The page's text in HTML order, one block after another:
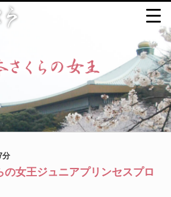
分
の女王ジュニアプリンセスプロ